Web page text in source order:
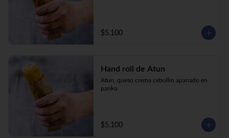
$5.100
Hand roll de Atun
Atun, queso crema cebollin apanado en
panko
$5.100